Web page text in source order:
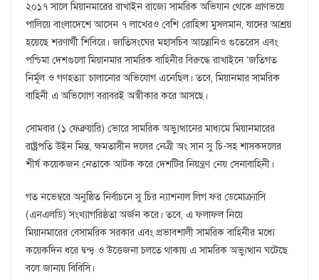
২০১৭ সালে মিয়ানমারের রাখাইন রাজ্যে সামরিক অভিযান থেকে প্রাণভয়ে
পালিয়ে বাংলাদেশে আসেন ৭ লাখেরও বেশি রোহিঙ্গা মুসলমান, যাদের আশ্রয়
হয়েছে শরণার্থী শিবিরে। জাতিসংঘের মহাসচিব আন্তোনিও গুতেরেস এবং
পশ্চিমা দেশগুলো মিয়ানমার সামরিক বাহিনীর বিরুদ্ধে রাখাইনে ‘জতিগত
নির্মূল ও গণহত্যা’ চালানোর অভিযোগ এনেছিল। তবে, মিয়ানমার সামরিক
বাহিনী এ অভিযোগ বরাবরই অস্বীকার করে আসছে।
সোমবার (১ ফেব্রুয়ারি) ভোরে সামরিক অভ্যুত্থানের মাধ্যমে মিয়ানমারের
রাষ্ট্রপতি উইন মিন্ত, ক্ষমতাসীন দলের নেত্রী অং সান সু চি-সহ শাসকদলের
শীর্ষ কয়েকজন নেতাকে আটক করে দেশটির নিয়ন্ত্রণ নেয় সেনাবাহিনী।
গত নভেম্বরে অনুষ্ঠিত নির্বাচনে সু চির ন্যাশনাল লিগ ফর ডেমোক্র্যাসি
(এনএলডি) সংখ্যাগরিষ্ঠতা অর্জন করে। তবে, এ ফলাফল নিয়ে
মিয়ানমারের বেসামরিক সরকার এবং প্রভাবশালী সামরিক বাহিনীর মধ্যে
কয়েকদিন ধরে দ্বন্দ্ব ও উত্তেজনা চলতে থাকায় এ সামরিক অভ্যুত্থান ঘটেছে
বলে জানায় বিবিসি।